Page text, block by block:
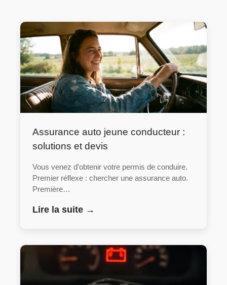
Assurance auto jeune conducteur :
solutions et devis
Vous venez d’obtenir votre permis de conduire.
Premier réflexe : chercher une assurance auto.
Première…
Lire la suite →